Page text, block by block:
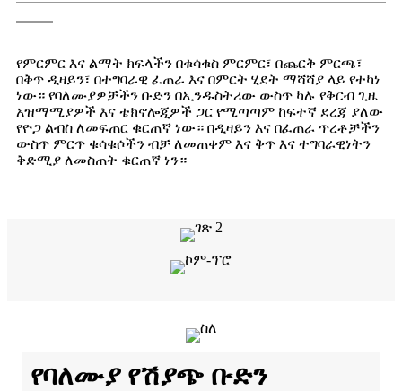
የምርምር እና ልማት ክፍላችን በቁሳቁስ ምርምር፣ በጨርቅ ምርጫ፣
በቅጥ ዲዛይን፣ በተግባራዊ ፈጠራ እና በምርት ሂደት ማሻሻያ ላይ የተካነ
ነው። የባለሙያዎቻችን ቡድን በኢንዱስትሪው ውስጥ ካሉ የቅርብ ጊዜ
አዝማሚያዎች እና ቴክኖሎጂዎች ጋር የሚጣጣም ከፍተኛ ደረጃ ያለው
የዮጋ ልብስ ለመፍጠር ቁርጠኛ ነው። በዲዛይን እና በፈጠራ ጥረቶቻችን
ውስጥ ምርጥ ቁሳቁሶችን ብቻ ለመጠቀም እና ቅጥ እና ተግባራዊነትን
ቅድሚያ ለመስጠት ቁርጠኛ ነን።
የባለሙያ የሽያጭ ቡድን